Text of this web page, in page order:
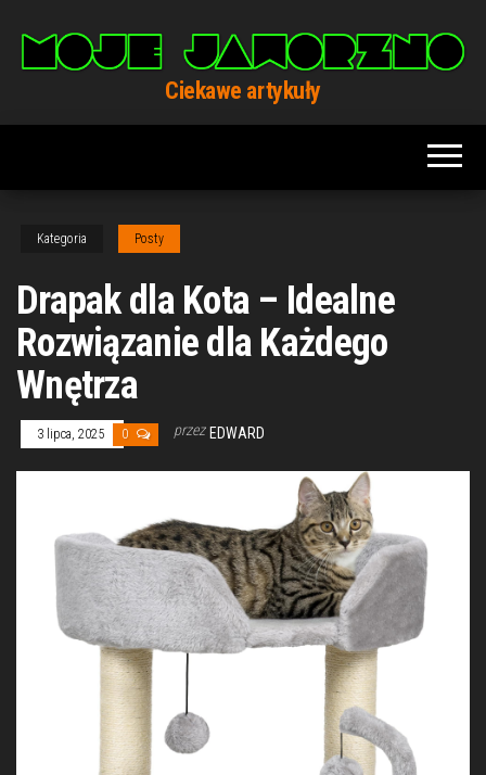
treści
Ciekawe artykuły
Kategoria Posty
Drapak dla Kota – Idealne
Rozwiązanie dla Każdego
Wnętrza
3 lipca, 2025 0 przez EDWARD